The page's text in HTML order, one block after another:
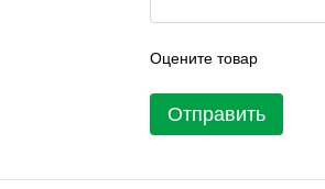
Оцените товар
Отправить